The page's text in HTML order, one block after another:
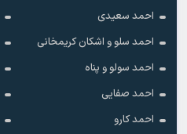
احمد سعیدی
احمد سلو و اشکان کریمخانی
احمد سولو و پناه
احمد صفایی
احمد کارو